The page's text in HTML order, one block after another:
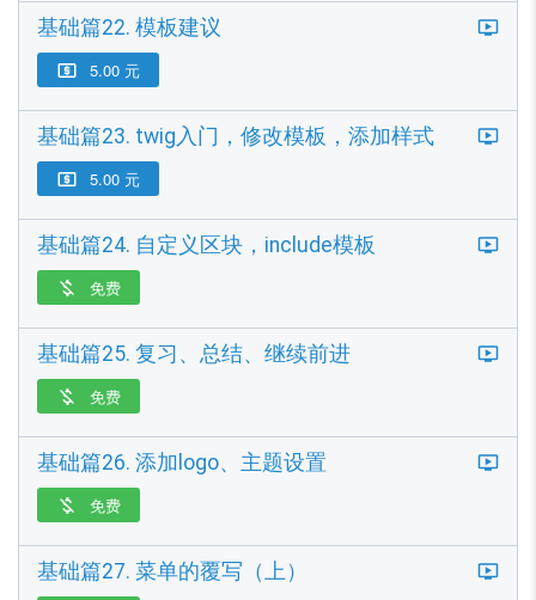
基础篇22. 模板建议
 5.00 元
基础篇23. twig入门，修改模板，添加样式
 5.00 元
基础篇24. 自定义区块，include模板
 免费
基础篇25. 复习、总结、继续前进
 免费
基础篇26. 添加logo、主题设置
 免费
基础篇27. 菜单的覆写（上）